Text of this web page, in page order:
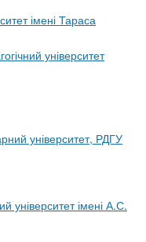
імені Тараса
університет
університет, РДГУ
університет імені А.С.